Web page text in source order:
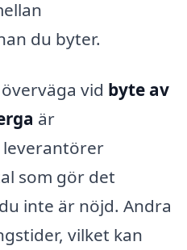
du byter.
vid byte av
är
leverantörer
som gör det
inte är nöjd. Andra
vilket kan